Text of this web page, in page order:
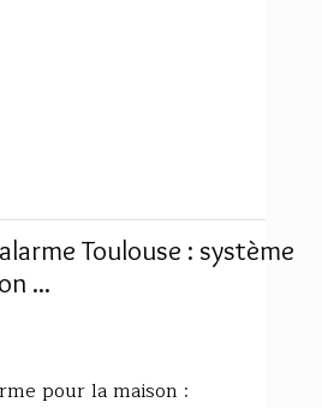
Toulouse : système
...
pour la maison :